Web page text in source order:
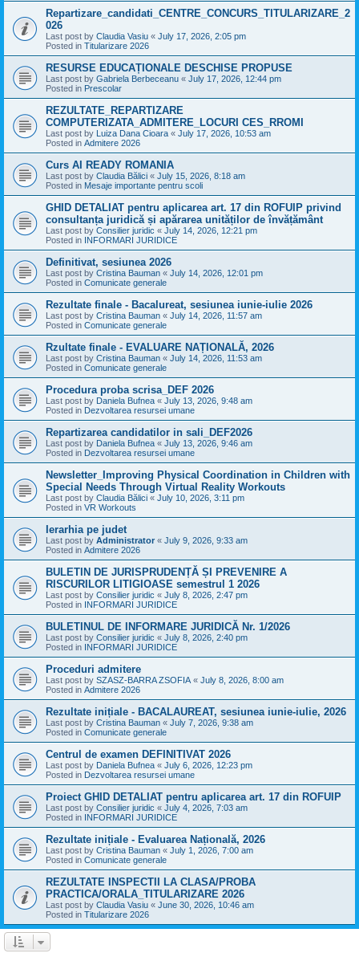
Repartizare_candidati_CENTRE_CONCURS_TITULARIZARE_2
026
Last post by Claudia Vasiu « July 17, 2026, 2:05 pm
Posted in Titularizare 2026
RESURSE EDUCAȚIONALE DESCHISE PROPUSE
Last post by Gabriela Berbeceanu « July 17, 2026, 12:44 pm
Posted in Prescolar
REZULTATE_REPARTIZARE
COMPUTERIZATA_ADMITERE_LOCURI CES_RROMI
Last post by Luiza Dana Cioara « July 17, 2026, 10:53 am
Posted in Admitere 2026
Curs AI READY ROMANIA
Last post by Claudia Bălici « July 15, 2026, 8:18 am
Posted in Mesaje importante pentru scoli
GHID DETALIAT pentru aplicarea art. 17 din ROFUIP privind
consultanța juridică și apărarea unităților de învățământ
Last post by Consilier juridic « July 14, 2026, 12:21 pm
Posted in INFORMARI JURIDICE
Definitivat, sesiunea 2026
Last post by Cristina Bauman « July 14, 2026, 12:01 pm
Posted in Comunicate generale
Rezultate finale - Bacalureat, sesiunea iunie-iulie 2026
Last post by Cristina Bauman « July 14, 2026, 11:57 am
Posted in Comunicate generale
Rzultate finale - EVALUARE NAȚIONALĂ, 2026
Last post by Cristina Bauman « July 14, 2026, 11:53 am
Posted in Comunicate generale
Procedura proba scrisa_DEF 2026
Last post by Daniela Bufnea « July 13, 2026, 9:48 am
Posted in Dezvoltarea resursei umane
Repartizarea candidatilor in sali_DEF2026
Last post by Daniela Bufnea « July 13, 2026, 9:46 am
Posted in Dezvoltarea resursei umane
Newsletter_Improving Physical Coordination in Children with
Special Needs Through Virtual Reality Workouts
Last post by Claudia Bălici « July 10, 2026, 3:11 pm
Posted in VR Workouts
Ierarhia pe judet
Last post by Administrator « July 9, 2026, 9:33 am
Posted in Admitere 2026
BULETIN DE JURISPRUDENȚĂ ȘI PREVENIRE A
RISCURILOR LITIGIOASE semestrul 1 2026
Last post by Consilier juridic « July 8, 2026, 2:47 pm
Posted in INFORMARI JURIDICE
BULETINUL DE INFORMARE JURIDICĂ Nr. 1/2026
Last post by Consilier juridic « July 8, 2026, 2:40 pm
Posted in INFORMARI JURIDICE
Proceduri admitere
Last post by SZASZ-BARRA ZSOFIA « July 8, 2026, 8:00 am
Posted in Admitere 2026
Rezultate inițiale - BACALAUREAT, sesiunea iunie-iulie, 2026
Last post by Cristina Bauman « July 7, 2026, 9:38 am
Posted in Comunicate generale
Centrul de examen DEFINITIVAT 2026
Last post by Daniela Bufnea « July 6, 2026, 12:23 pm
Posted in Dezvoltarea resursei umane
Proiect GHID DETALIAT pentru aplicarea art. 17 din ROFUIP
Last post by Consilier juridic « July 4, 2026, 7:03 am
Posted in INFORMARI JURIDICE
Rezultate inițiale - Evaluarea Națională, 2026
Last post by Cristina Bauman « July 1, 2026, 7:00 am
Posted in Comunicate generale
REZULTATE INSPECTII LA CLASA/PROBA
PRACTICA/ORALA_TITULARIZARE 2026
Last post by Claudia Vasiu « June 30, 2026, 10:46 am
Posted in Titularizare 2026